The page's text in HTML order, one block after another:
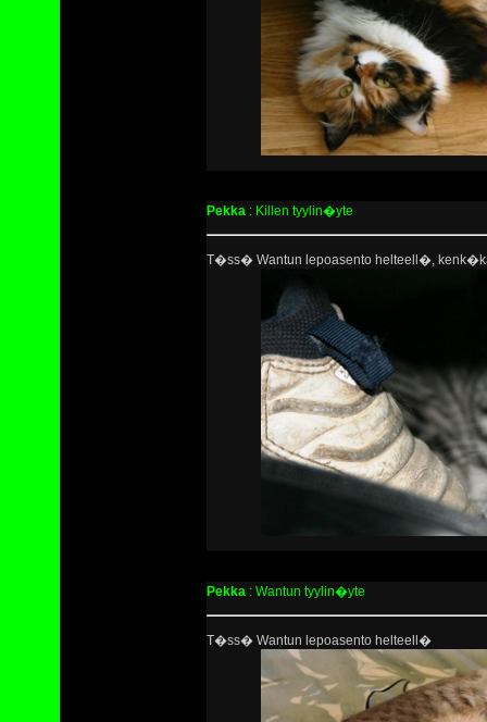
Pekka : Killen tyylin�yte
T�ss� Wantun lepoasento helteell�,
Pekka : Wantun tyylin�yte
T�ss� Wantun lepoasento helteell�